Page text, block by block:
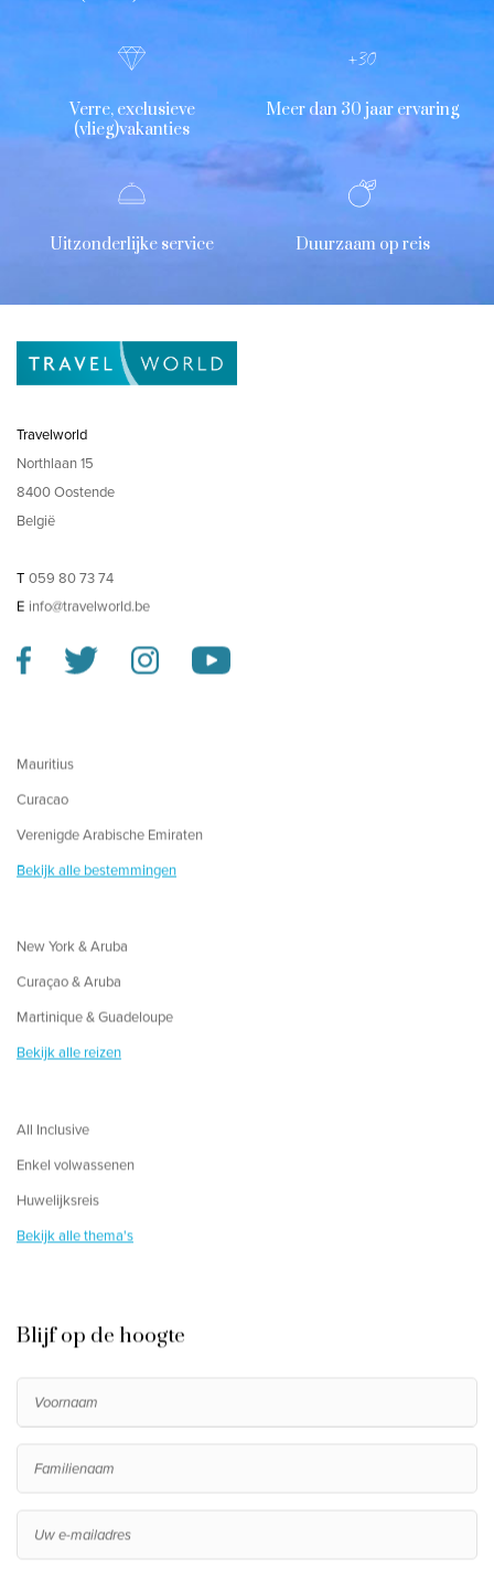
Verre, exclusieve
(vlieg)vakanties
Meer dan 30 jaar ervaring
Uitzonderlijke service Duurzaam op reis
Travelworld
Northlaan 15
8400 Oostende
België
T 059 80 73 74
E info@travelworld.be
Mauritius
Curacao
Verenigde Arabische Emiraten
Bekijk alle bestemmingen
New York & Aruba
Curaçao & Aruba
Martinique & Guadeloupe
Bekijk alle reizen
All Inclusive
Enkel volwassenen
Huwelijksreis
Bekijk alle thema's
Blijf op de hoogte